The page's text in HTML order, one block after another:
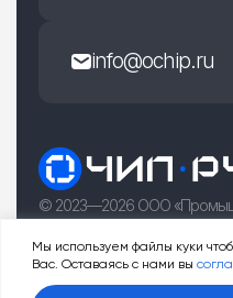
Мы используем файлы куки
Вас. Оставаясь с нами вы
info@ochip.ru
© 2023—2026 ООО